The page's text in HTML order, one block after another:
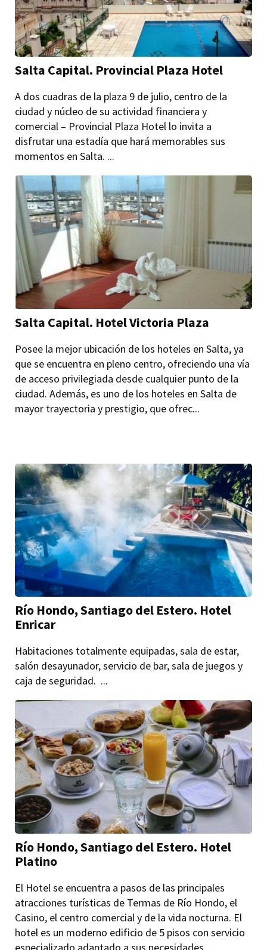
Salta Capital. Provincial Plaza Hotel
A dos cuadras de la plaza 9 de julio, centro de la
ciudad y núcleo de su actividad financiera y
comercial – Provincial Plaza Hotel lo invita a
disfrutar una estadía que hará memorables sus
momentos en Salta. ...
Salta Capital. Hotel Victoria Plaza
Posee la mejor ubicación de los hoteles en Salta, ya
que se encuentra en pleno centro, ofreciendo una vía
de acceso privilegiada desde cualquier punto de la
ciudad. Además, es uno de los hoteles en Salta de
mayor trayectoria y prestigio, que ofrec...
Río Hondo, Santiago del Estero. Hotel
Enricar
Habitaciones totalmente equipadas, sala de estar,
salón desayunador, servicio de bar, sala de juegos y
caja de seguridad. ...
Río Hondo, Santiago del Estero. Hotel
Platino
El Hotel se encuentra a pasos de las principales
atracciones turísticas de Termas de Río Hondo, el
Casino, el centro comercial y de la vida nocturna. El
hotel es un moderno edificio de 5 pisos con servicio
especializado adaptado a sus necesidades. ...